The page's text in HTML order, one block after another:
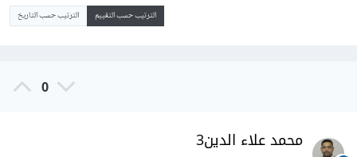
الترتيب حسب التقييم الترتيب حسب التاريخ
0
محمد علاء الدين3